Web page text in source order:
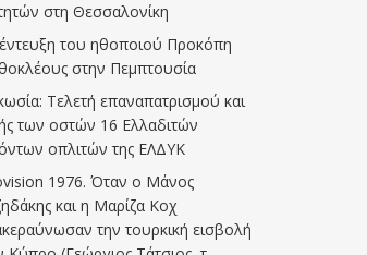
στη Θεσσαλονίκη
του ηθοποιού Προκόπη
στην Πεμπτουσία
Τελετή επαναπατρισμού και
των οστών 16 Ελλαδιτών
οπλιτών της ΕΛΔΥΚ
1976. Όταν ο Μάνος
και η Μαρίζα Κοχ
την τουρκική εισβολή